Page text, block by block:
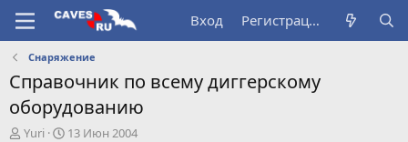
Вход Регистрация
Снаряжение
Справочник по всему диггерскому
оборудованию
А
Yuri
Д13 Июн 2004